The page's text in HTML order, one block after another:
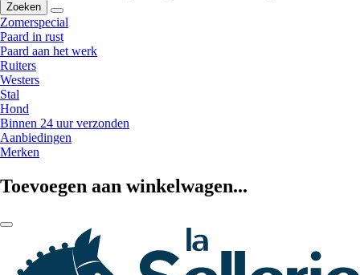
Zoeken
Zomerspecial
Paard in rust
Paard aan het werk
Ruiters
Westers
Stal
Hond
Binnen 24 uur verzonden
Aanbiedingen
Merken
Toevoegen aan winkelwagen...